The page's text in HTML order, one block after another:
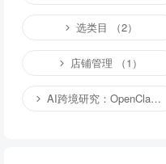
选类目 （2）
店铺管理 （1）
AI跨境研究：OpenClaw小龙虾等应用 （2）